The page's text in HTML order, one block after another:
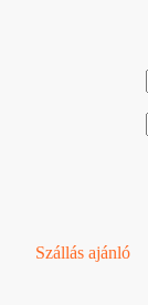
Szállás ajánló